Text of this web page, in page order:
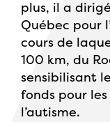
plus, il a
Québec pour
cours de
100 km, du
sensibilisant
fonds pour
l’autisme.